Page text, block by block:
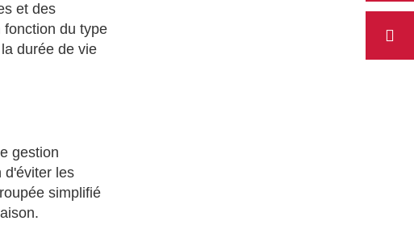
et des
du type
durée de vie
gestion
d'éviter les
simplifié